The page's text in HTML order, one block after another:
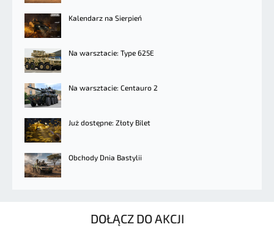
Kalendarz na Sierpień
Na warsztacie: Type 625E
Na warsztacie: Centauro 2
Już dostępne: Złoty Bilet
Obchody Dnia Bastylii
DOŁĄCZ DO AKCJI